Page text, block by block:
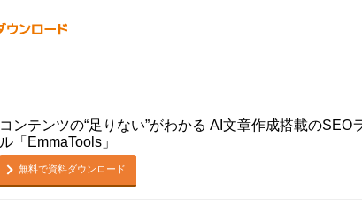
コンテンツの“足りない”がわかる AI文章作成搭載のSEO
ル「EmmaTools」
無料で資料ダウンロード